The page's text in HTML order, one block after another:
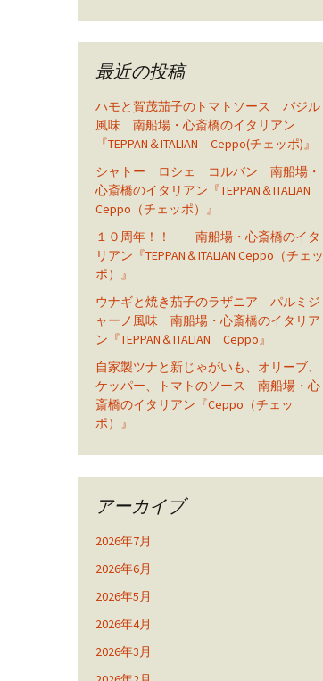
最近の投稿
ハモと賀茂茄子のトマトソース バジル
風味 南船場・心斎橋のイタリアン
『TEPPAN＆ITALIAN Ceppo(チェッポ)』
シャトー ロシェ コルバン 南船場・
心斎橋のイタリアン『TEPPAN＆ITALIAN
Ceppo（チェッポ）』
１０周年！！ 南船場・心斎橋のイタ
リアン『TEPPAN＆ITALIAN Ceppo（チェッ
ポ）』
ウナギと焼き茄子のラザニア パルミジ
ャーノ風味 南船場・心斎橋のイタリア
ン『TEPPAN＆ITALIAN Ceppo』
自家製ツナと新じゃがいも、オリーブ、
ケッパー、トマトのソース 南船場・心
斎橋のイタリアン『Ceppo（チェッ
ポ）』
アーカイブ
2026年7月
2026年6月
2026年5月
2026年4月
2026年3月